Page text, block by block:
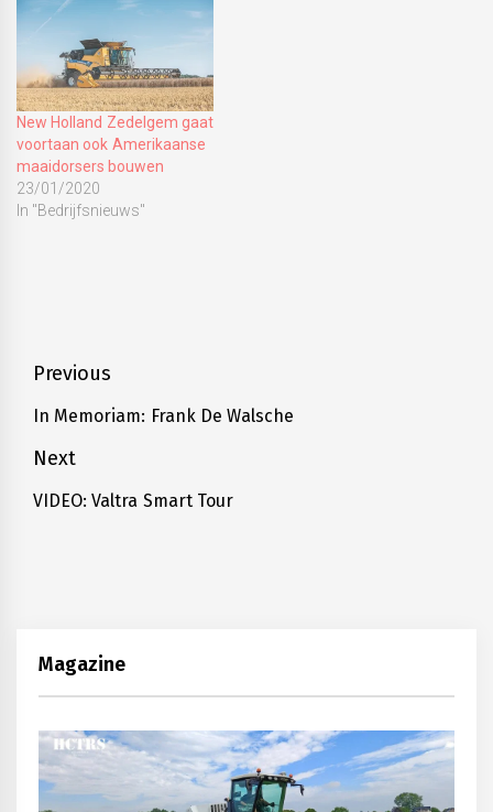
New Holland Zedelgem gaat
voortaan ook Amerikaanse
maaidorsers bouwen
23/01/2020
In "Bedrijfsnieuws"
holland,
Överum
Bericht
navigatie
Previous
Previous
In Memoriam: Frank De Walsche
Next
Next
VIDEO: Valtra Smart Tour
Magazine